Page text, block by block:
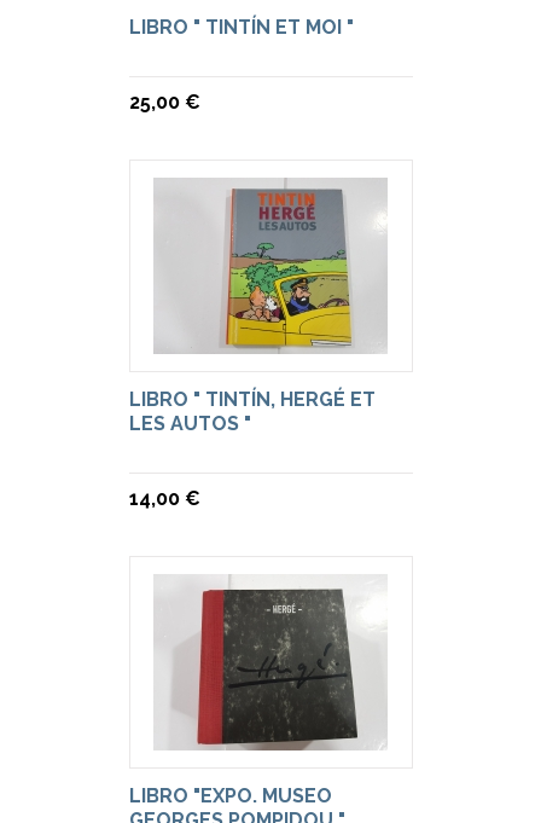
LIBRO " TINTÍN ET MOI "
25,00 €
LIBRO " TINTÍN, HERGÉ ET
LES AUTOS "
14,00 €
LIBRO "EXPO. MUSEO